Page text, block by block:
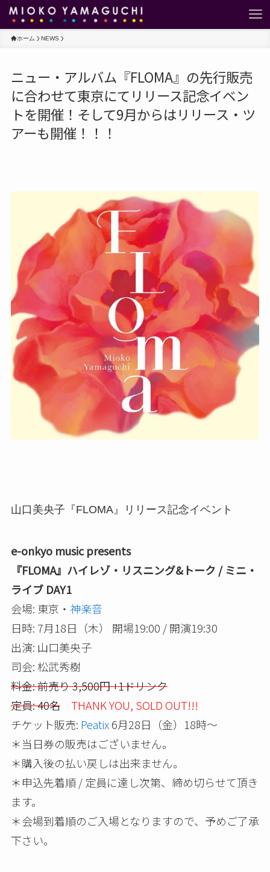
ホーム NEWS
ニュー・アルバム『FLOMA』の先行販売
に合わせて東京にてリリース記念イベン
トを開催！そして9月からはリリース・ツ
アーも開催！！！
山口美央子『FLOMA』リリース記念イベント
e-onkyo music presents
『FLOMA』ハイレゾ・リスニング&トーク / ミニ・
ライブ DAY1
会場: 東京・ 神楽音
日時: 7月18日（木） 開場19:00 / 開演19:30
出演: 山口美央子
司会: 松武秀樹
料金: 前売り 3,500円 +1ドリンク
定員: 40名
THANK YOU, SOLD OUT!!!
チケット販売: Peatix6月28日（金）18時～
＊当日券の販売はございません。
＊購入後の払い戻しは出来ません。
＊申込先着順 / 定員に達し次第、締め切らせて頂き
ます。
＊会場到着順のご入場となりますので、予めご了承
下さい。